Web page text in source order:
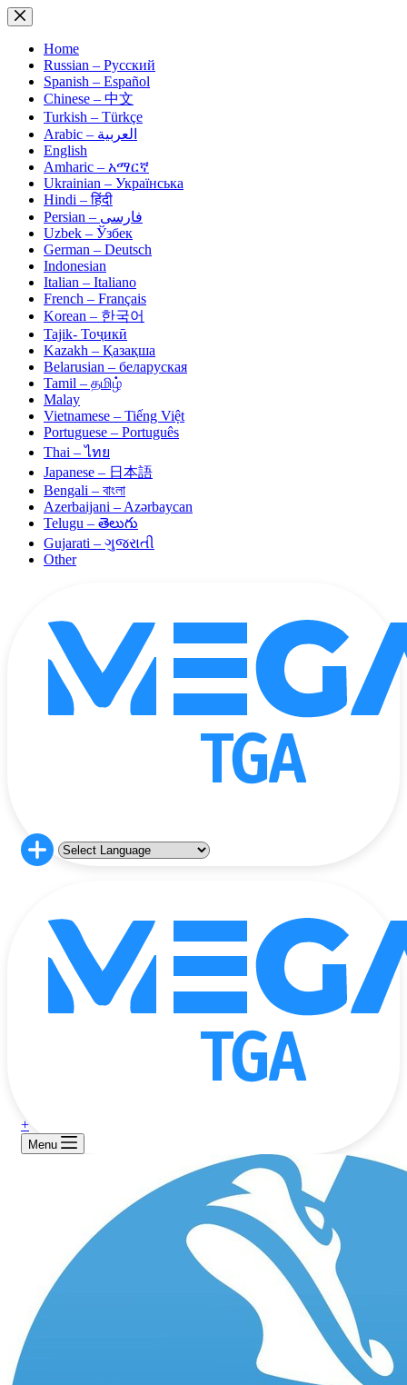
Skip
to
contentHome
Russian – Русский
Spanish – Español
Chinese – 中文
Turkish – Türkçe
Arabic – العربية
English
Amharic – አማርኛ
Ukrainian – Українська
Hindi – हिंदी
Persian – فارسی
Uzbek – Ўзбек
German – Deutsch
Indonesian
Italian – Italiano
French – Français
Korean – 한국어
Tajik- Тоҷикӣ
Kazakh – Қазақша
Belarusian – беларуская
Tamil – தமிழ்
Malay
Vietnamese – Tiếng Việt
Portuguese – Português
Thai – ไทย
Japanese – 日本語
Bengali – বাংলা
Azerbaijani – Azərbaycan
Telugu – తెలుగు
Gujarati – ગુજરાતી
Other
+
Menu